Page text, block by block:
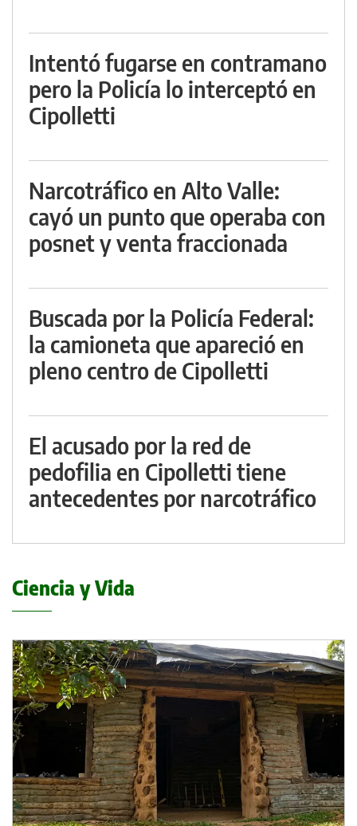
Intentó fugarse en contramano
pero la Policía lo interceptó en
Cipolletti
Narcotráfico en Alto Valle:
cayó un punto que operaba con
posnet y venta fraccionada
Buscada por la Policía Federal:
la camioneta que apareció en
pleno centro de Cipolletti
El acusado por la red de
pedofilia en Cipolletti tiene
antecedentes por narcotráfico
Ciencia y Vida